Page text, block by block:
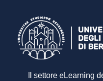
Il settore eLearning